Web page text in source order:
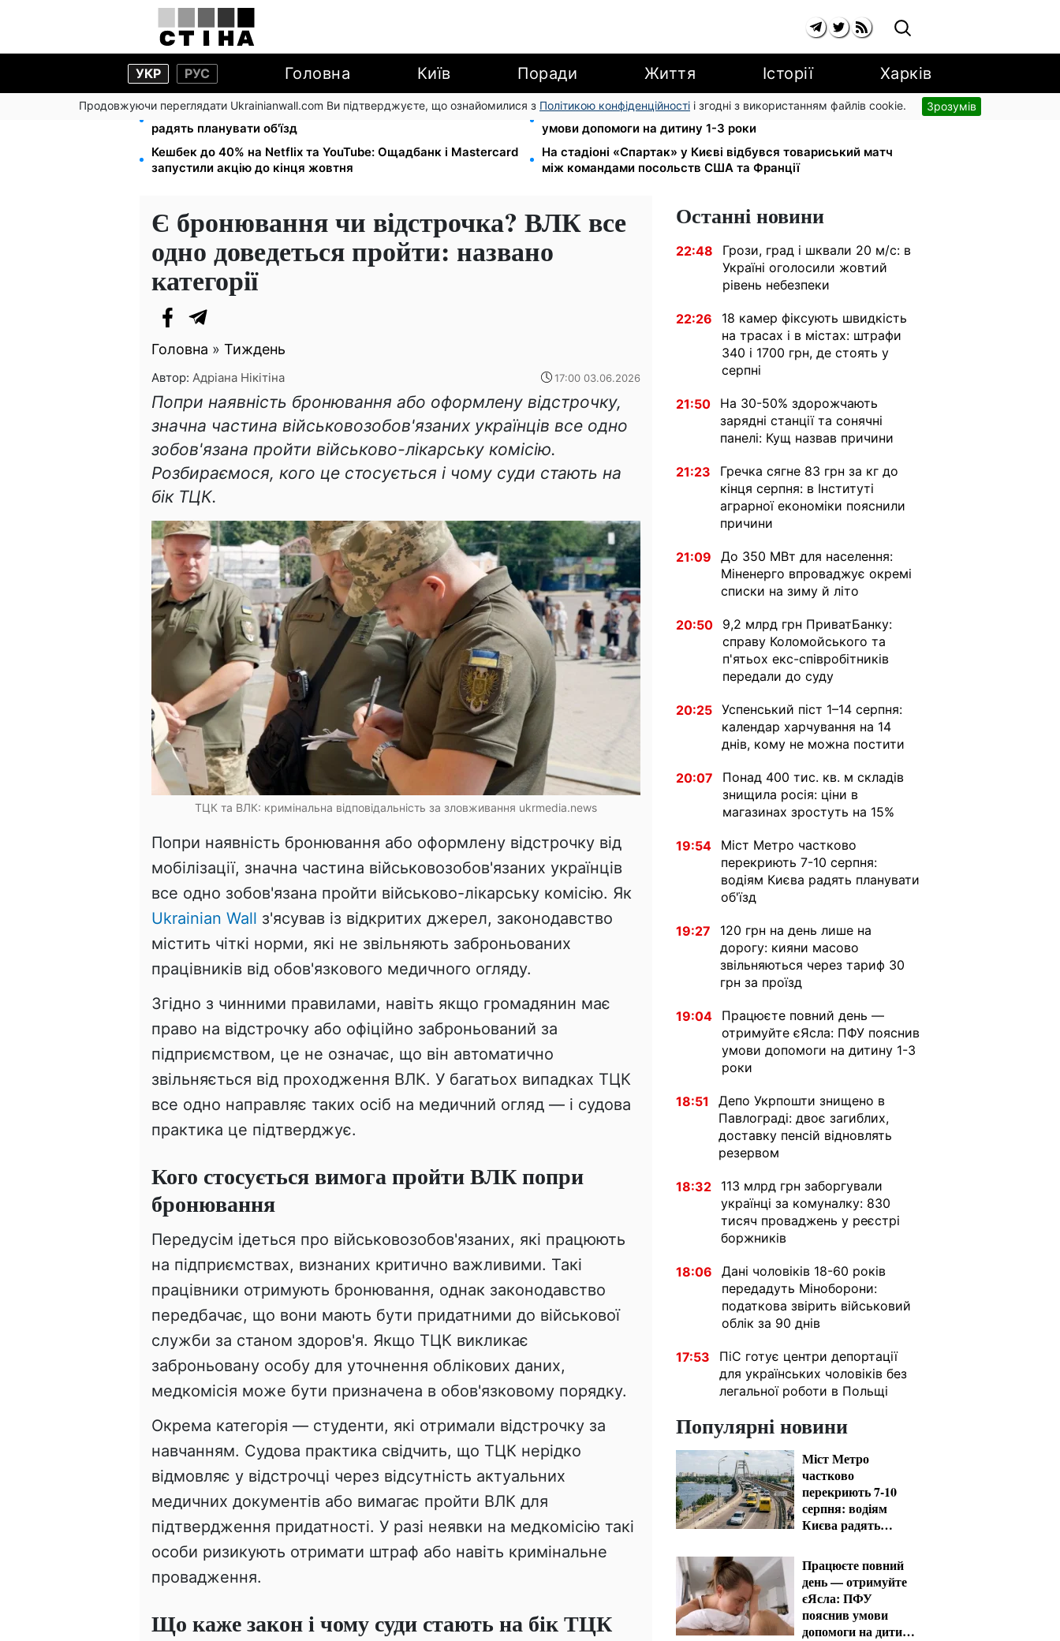
УКР РУС Головна Київ Поради Життя Історії Харків
Продовжуючи переглядати Ukrainianwall.com Ви підтверджуєте, що ознайомилися з Політикою конфіденційності і згодні з використанням файлів cookie. Зрозумів
Міст Метро частково перекриють 7-10 серпня: водіям Києва
радять планувати об'їзд
Працюєте повний день — отримуйте єЯсла: ПФУ пояснив
умови допомоги на дитину 1-3 роки
Кешбек до 40% на Netflix та YouTube: Ощадбанк і Mastercard
запустили акцію до кінця жовтня
На стадіоні «Спартак» у Києві відбувся товариський матч
між командами посольств США та Франції
Є бронювання чи відстрочка? ВЛК все
одно доведеться пройти: названо
категорії
Головна » Тиждень
Автор: Адріана Нікітіна 17:00 03.06.2026
Попри наявність бронювання або оформлену відстрочку,
значна частина військовозобов'язаних українців все одно
зобов'язана пройти військово-лікарську комісію.
Розбираємося, кого це стосується і чому суди стають на
бік ТЦК.
ТЦК та ВЛК: кримінальна відповідальність за зловживання ukrmedia.news
Попри наявність бронювання або оформлену відстрочку від
мобілізації, значна частина військовозобов'язаних українців
все одно зобов'язана пройти військово-лікарську комісію. Як
Ukrainian Wall з'ясував із відкритих джерел, законодавство
містить чіткі норми, які не звільняють заброньованих
працівників від обов'язкового медичного огляду.
Згідно з чинними правилами, навіть якщо громадянин має
право на відстрочку або офіційно заброньований за
підприємством, це не означає, що він автоматично
звільняється від проходження ВЛК. У багатьох випадках ТЦК
все одно направляє таких осіб на медичний огляд — і судова
практика це підтверджує.
Кого стосується вимога пройти ВЛК попри
бронювання
Передусім ідеться про військовозобов'язаних, які працюють
на підприємствах, визнаних критично важливими. Такі
працівники отримують бронювання, однак законодавство
передбачає, що вони мають бути придатними до військової
служби за станом здоров'я. Якщо ТЦК викликає
заброньовану особу для уточнення облікових даних,
медкомісія може бути призначена в обов'язковому порядку.
Окрема категорія — студенти, які отримали відстрочку за
навчанням. Судова практика свідчить, що ТЦК нерідко
відмовляє у відстрочці через відсутність актуальних
медичних документів або вимагає пройти ВЛК для
підтвердження придатності. У разі неявки на медкомісію такі
особи ризикують отримати штраф або навіть кримінальне
провадження.
Що каже закон і чому суди стають на бік ТЦК
Останні новини
22:48
Грози, град і шквали 20 м/с: в
Україні оголосили жовтий
рівень небезпеки
22:26
18 камер фіксують швидкість
на трасах і в містах: штрафи
340 і 1700 грн, де стоять у
серпні
21:50
На 30-50% здорожчають
зарядні станції та сонячні
панелі: Кущ назвав причини
21:23
Гречка сягне 83 грн за кг до
кінця серпня: в Інституті
аграрної економіки пояснили
причини
21:09
До 350 МВт для населення:
Міненерго впроваджує окремі
списки на зиму й літо
20:50
9,2 млрд грн ПриватБанку:
справу Коломойського та
п'ятьох екс-співробітників
передали до суду
20:25 Успенський піст 1–14 серпня:
календар харчування на 14
днів, кому не можна постити
20:07
Понад 400 тис. кв. м складів
знищила росія: ціни в
магазинах зростуть на 15%
19:54
Міст Метро частково
перекриють 7-10 серпня:
водіям Києва радять планувати
об'їзд
19:27
120 грн на день лише на
дорогу: кияни масово
звільняються через тариф 30
грн за проїзд
19:04
Працюєте повний день —
отримуйте єЯсла: ПФУ пояснив
умови допомоги на дитину 1-3
роки
18:51
Депо Укрпошти знищено в
Павлограді: двоє загиблих,
доставку пенсій відновлять
резервом
18:32
113 млрд грн заборгували
українці за комуналку: 830
тисяч проваджень у реєстрі
боржників
18:06
Дані чоловіків 18-60 років
передадуть Міноборони:
податкова звірить військовий
облік за 90 днів
17:53
ПіС готує центри депортації
для українських чоловіків без
легальної роботи в Польщі
Популярні новини
Міст Метро
частково
перекриють 7-10
серпня: водіям
Києва радять
Працюєте повний
день — отримуйте
єЯсла: ПФУ
пояснив умови
допомоги на дитину